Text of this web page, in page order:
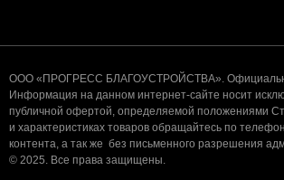
ООО «ПРОГРЕСС БЛАГОУСТРОЙСТВА».
Информация на данном интернет-сайте носит
публичной офертой, определяемой положениями
и характеристиках товаров обращайтесь по
контента, а так же без письменного разрешения
© 2025. Все права защищены.